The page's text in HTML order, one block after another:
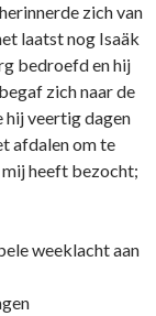
zich van
laatst nog Isaäk
bedroefd en hij
zich naar de
hij veertig dagen
afdalen om te
heeft bezocht;
weeklacht aan